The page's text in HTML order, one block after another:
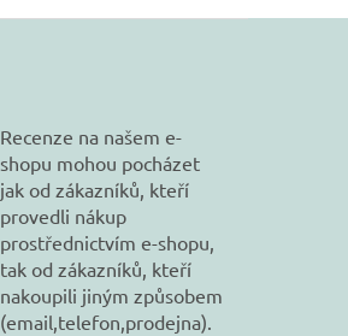
Recenze na našem e-
shopu mohou pocházet
jak od zákazníků, kteří
provedli nákup
prostřednictvím e-shopu,
tak od zákazníků, kteří
nakoupili jiným způsobem
(email,telefon,prodejna).